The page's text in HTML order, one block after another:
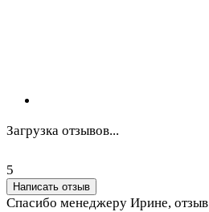
Загрузка отзывов...
5
Написать отзыв
Спасибо менеджеру Ирине,